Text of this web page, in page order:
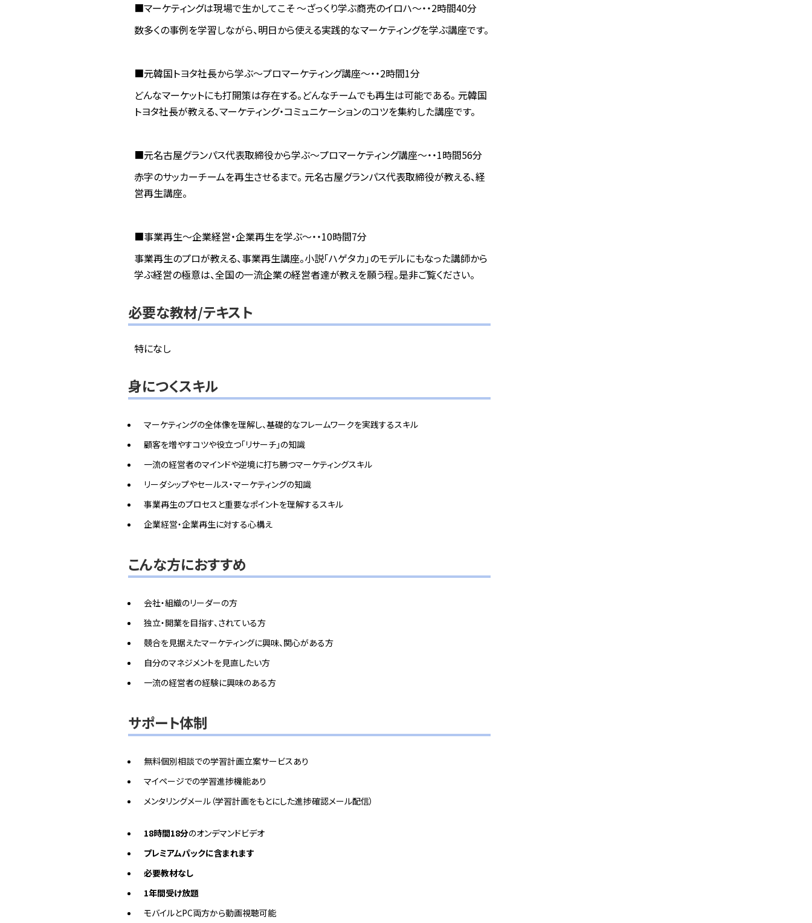
■マーケティングは現場で生かしてこそ ～ざっくり学ぶ商売のイロハ～・・2時間40分
数多くの事例を学習しながら、明日から使える実践的なマーケティングを学ぶ講座です。
■元韓国トヨタ社長から学ぶ～プロマーケティング講座～・・2時間1分
どんなマーケットにも打開策は存在する。どんなチームでも再生は可能である。 元韓国
トヨタ社長が教える、マーケティング・コミュニケーションのコツを集約した講座です。
■元名古屋グランパス代表取締役から学ぶ～プロマーケティング講座～・・1時間56分
赤字のサッカーチームを再生させるまで。 元名古屋グランパス代表取締役が教える、経
営再生講座。
■事業再生～企業経営・企業再生を学ぶ～・・10時間7分
事業再生のプロが教える、事業再生講座。小説「ハゲタカ」のモデルにもなった講師から
学ぶ経営の極意は、全国の一流企業の経営者達が教えを願う程。是非ご覧ください。
必要な教材/テキスト
特になし
身につくスキル
マーケティングの全体像を理解し、基礎的なフレームワークを実践するスキル
顧客を増やすコツや役立つ「リサーチ」の知識
一流の経営者のマインドや逆境に打ち勝つマーケティングスキル
リーダシップやセールス・マーケティングの知識
事業再生のプロセスと重要なポイントを理解するスキル
企業経営・企業再生に対する心構え
こんな方におすすめ
会社・組織のリーダーの方
独立・開業を目指す、されている方
競合を見据えたマーケティングに興味、関心がある方
自分のマネジメントを見直したい方
一流の経営者の経験に興味のある方
サポート体制
無料個別相談での学習計画立案サービスあり
マイページでの学習進捗機能あり
メンタリングメール（学習計画をもとにした進捗確認メール配信）
18時間18分のオンデマンドビデオ
プレミアムパックに含まれます
必要教材なし
1年間受け放題
モバイルとPC両方から動画視聴可能